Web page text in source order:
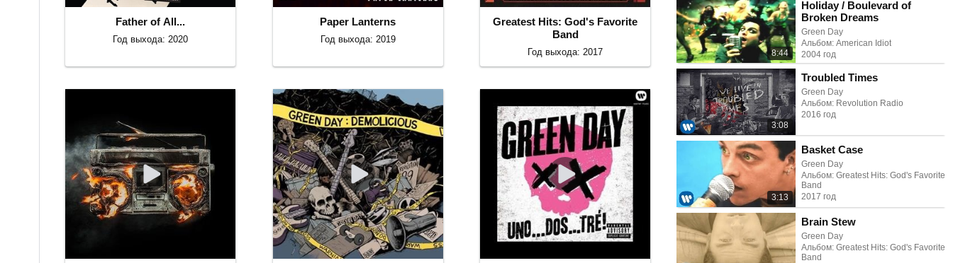
8:44
Holiday / Boulevard of
Broken Dreams
Green Day
Альбом: American Idiot
2004 год
3:08
Troubled Times
Green Day
Альбом: Revolution Radio
2016 год
3:13
Basket Case
Green Day
Альбом: Greatest Hits: God's Favorite
Band
2017 год
Brain Stew
Green Day
Альбом: Greatest Hits: God's Favorite
Band
Father of All...
Год выхода: 2020
Paper Lanterns
Год выхода: 2019
Greatest Hits: God's Favorite
Band
Год выхода: 2017